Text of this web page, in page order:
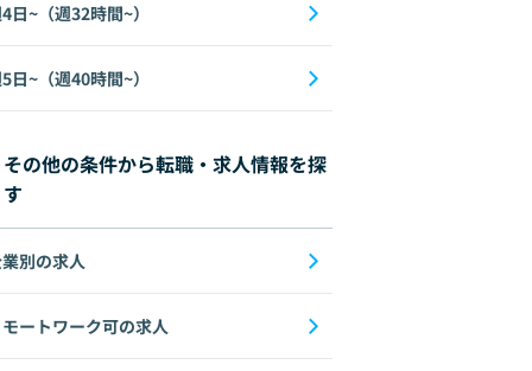
日~（週32時間~）
日~（週40時間~）
その他の条件から転職・求人情報を探
す
別の求人
モートワーク可の求人